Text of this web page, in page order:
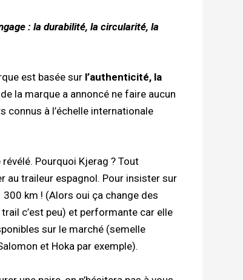
: la durabilité, la circularité, la
est basée sur l’authenticité, la
la marque a annoncé ne faire aucun
à l’échelle internationale
Pourquoi Kjerag ? Tout
au traileur espagnol. Pour insister sur
km ! (Alors oui ça change des
c’est peu) et performante car elle
sur le marché (semelle
et Hoka par exemple).